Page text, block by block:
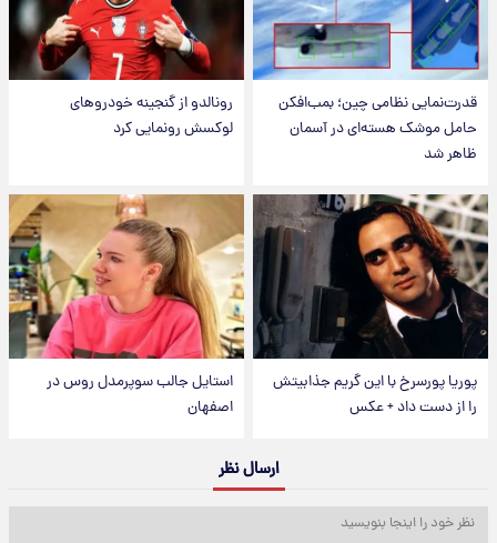
قدرت‌نمایی نظامی چین؛ بمب‌افکن
حامل موشک هسته‌ای در آسمان
ظاهر شد
رونالدو از گنجینه خودروهای
لوکسش رونمایی کرد
پوریا پورسرخ با این گریم جذابیتش
را از دست داد + عکس
استایل جالب سوپرمدل روس در
اصفهان
ارسال نظر